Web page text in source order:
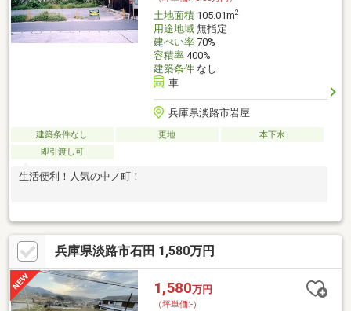
土地面積105.01m2
用途地域無指定
建ぺい率70%
容積率400%
建築条件なし
車
兵庫県淡路市岩屋
建築条件なし 更地
本下水
即引渡し可
生活便利！人気の中ノ町！
兵庫県淡路市石田 1,580万円
1,580万円
（坪単価:-）